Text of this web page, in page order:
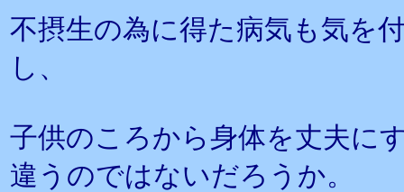
不摂生の為に得た病気も気を
し、
子供のころから身体を丈夫に
違うのではないだろうか。